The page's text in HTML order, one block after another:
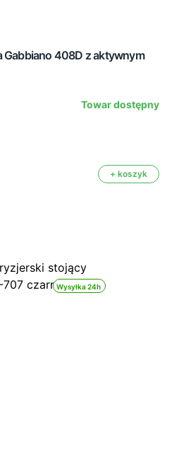
Gabbiano 408D z aktywnym
Towar dostępny
+ koszyk
Wysyłka 24h